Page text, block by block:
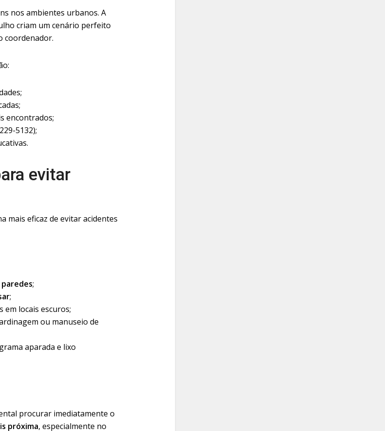
nos ambientes urbanos. A
criam um cenário perfeito
coordenador.
encontrados;
5132);
evitar
mais eficaz de evitar acidentes
;
;
em locais escuros;
ou manuseio de
aparada e lixo
procurar imediatamente o
próxima, especialmente no